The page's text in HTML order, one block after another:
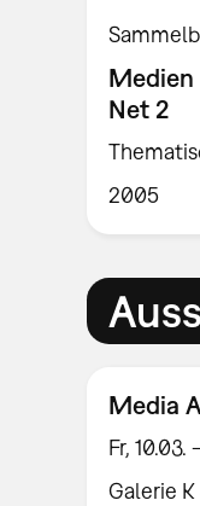
Net 2
2005
Media
Fr, 10.03.
Galerie K